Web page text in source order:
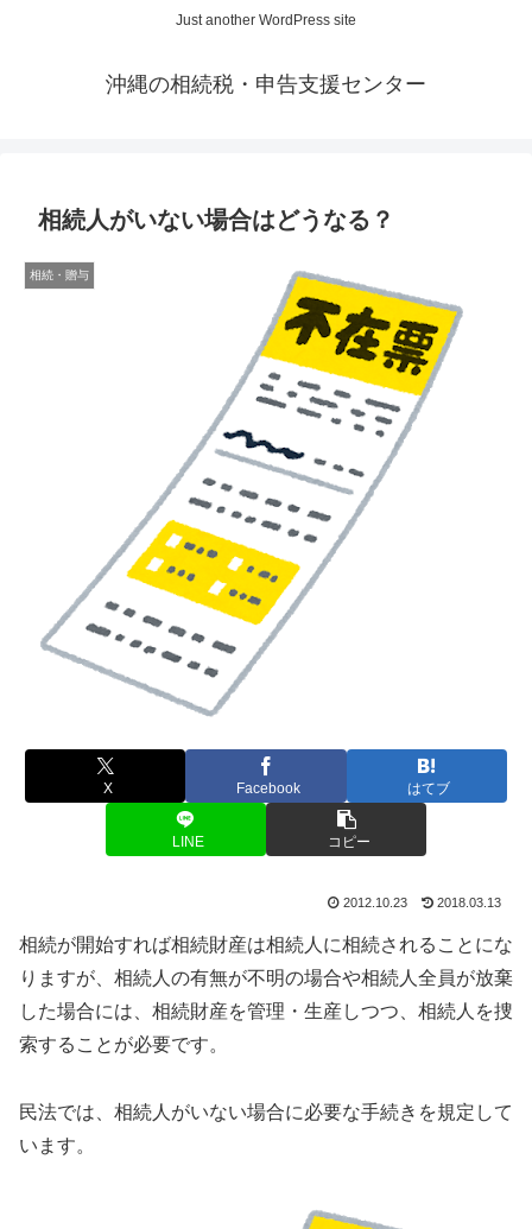
Just another WordPress site
沖縄の相続税・申告支援センター
相続人がいない場合はどうなる？
相続・贈与
X Facebook はてブ
LINE コピー
2012.10.23 2018.03.13
相続が開始すれば相続財産は相続人に相続されることにな
りますが、相続人の有無が不明の場合や相続人全員が放棄
した場合には、相続財産を管理・生産しつつ、相続人を捜
索することが必要です。
民法では、相続人がいない場合に必要な手続きを規定して
います。